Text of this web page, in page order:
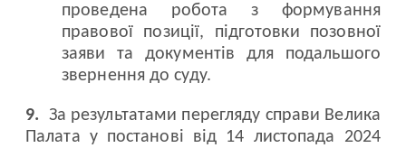
проведена робота з формування
правової позиції, підготовки позовної
заяви та документів для подальшого
звернення до суду.
9. За результатами перегляду справи Велика
Палата у постанові від 14 листопада 2024